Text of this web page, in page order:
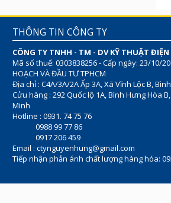
THÔNG TIN CÔNG TY
CÔNG TY TNHH - TM - DV KỸ THUẬT
Mã số thuế: 0303838256 - Cấp ngày: 23/10/
HOẠCH VÀ ĐẦU TƯ TPHCM
Địa chỉ : C4A/3A/2A Ấp 3A, Xã Vĩnh Lộc B,
Cửu hàng : 292 Quốc lộ 1A, Bình Hưng Hòa
Minh
Hotline : 0931. 74 75 76
0988 99 77 86
0917 206 459
Email : ctynguyenhung@gmail.com
Tiếp nhận phản ánh chất lượng hàng hóa: